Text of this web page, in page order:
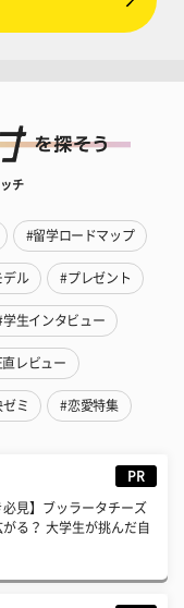
チ
#留学ロードマップ
デル #プレゼント
学生インタビュー
レビュー
ゼミ #恋愛特集
PR
必見】ブッラータチーズ
がる？ 大学生が挑んだ自